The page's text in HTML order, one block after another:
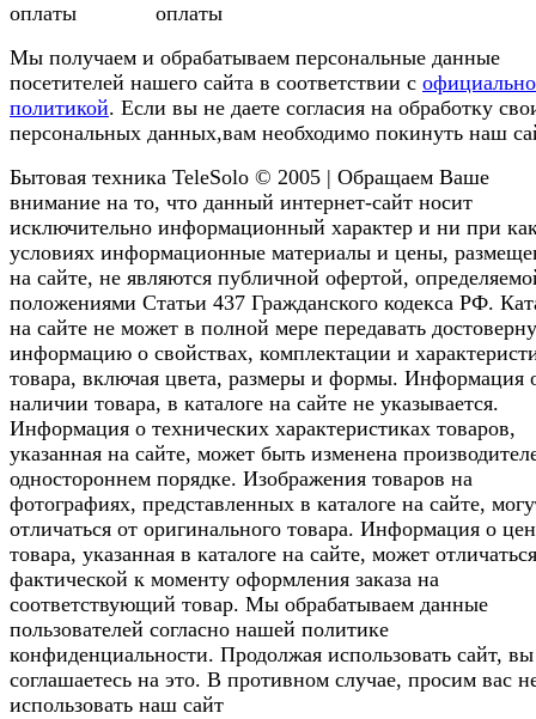
Мы получаем и обрабатываем персональные данные
посетителей нашего сайта в соответствии с
политикой. Если вы не даете согласия на обработку
персональных данных,вам необходимо покинуть наш
Бытовая техника TeleSolo © 2005 | Обращаем Ваше
внимание на то, что данный интернет-сайт носит
исключительно информационный характер и ни при
условиях информационные материалы и цены,
на сайте, не являются публичной офертой,
положениями Статьи 437 Гражданского кодекса РФ.
на сайте не может в полной мере передавать
информацию о свойствах, комплектации и
товара, включая цвета, размеры и формы. Информация
наличии товара, в каталоге на сайте не указывается.
Информация о технических характеристиках товаров,
указанная на сайте, может быть изменена
одностороннем порядке. Изображения товаров на
фотографиях, представленных в каталоге на сайте,
отличаться от оригинального товара. Информация о
товара, указанная в каталоге на сайте, может
фактической к моменту оформления заказа на
соответствующий товар. Мы обрабатываем данные
пользователей согласно нашей политике
конфиденциальности. Продолжая использовать сайт, вы
соглашаетесь на это. В противном случае, просим вас
использовать наш сайт